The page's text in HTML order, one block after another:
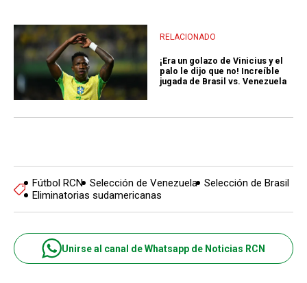
RELACIONADO
¡Era un golazo de Vinicius y el
palo le dijo que no! Increíble
jugada de Brasil vs. Venezuela
Fútbol RCN Selección de Venezuela Selección de Brasil
Eliminatorias sudamericanas
Unirse al canal de Whatsapp de Noticias RCN